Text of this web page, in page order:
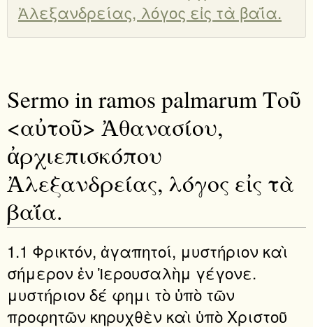
Ἀλεξανδρείας, λόγος εἰς τὰ βαΐα.
Sermo in ramos palmarum Τοῦ
<αὐτοῦ> Ἀθανασίου,
ἀρχιεπισκόπου
Ἀλεξανδρείας, λόγος εἰς τὰ
βαΐα.
1.1 Φρικτόν, ἀγαπητοί, μυστήριον καὶ
σήμερον ἐν Ἰερουσαλὴμ γέγονε.
μυστήριον δέ φημι τὸ ὑπὸ τῶν
προφητῶν κηρυχθὲν καὶ ὑπὸ Χριστοῦ